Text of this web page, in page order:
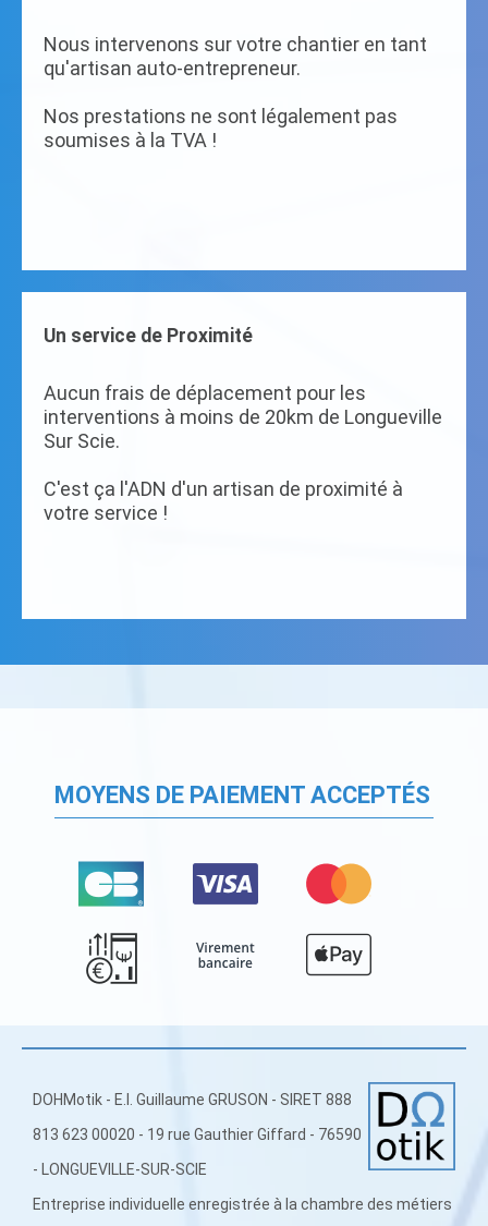
Nous intervenons sur votre chantier en tant
qu'artisan auto-entrepreneur.
Nos prestations ne sont légalement pas
soumises à la TVA !
Un service de Proximité
Aucun frais de déplacement pour les
interventions à moins de 20km de Longueville
Sur Scie.
C'est ça l'ADN d'un artisan de proximité à
votre service !
MOYENS DE PAIEMENT ACCEPTÉS
DOHMotik - E.I. Guillaume GRUSON - SIRET 888
813 623 00020 - 19 rue Gauthier Giffard - 76590
- LONGUEVILLE-SUR-SCIE
Entreprise individuelle enregistrée à la chambre des métiers